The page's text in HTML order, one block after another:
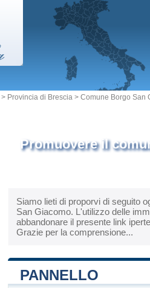
> Provincia di Brescia > Comune Borgo San
Promuovere il
Siamo lieti di proporvi di seguito
San Giacomo. L'utilizzo delle
abbandonare il presente link
Grazie per la comprensione...
PANNELLO